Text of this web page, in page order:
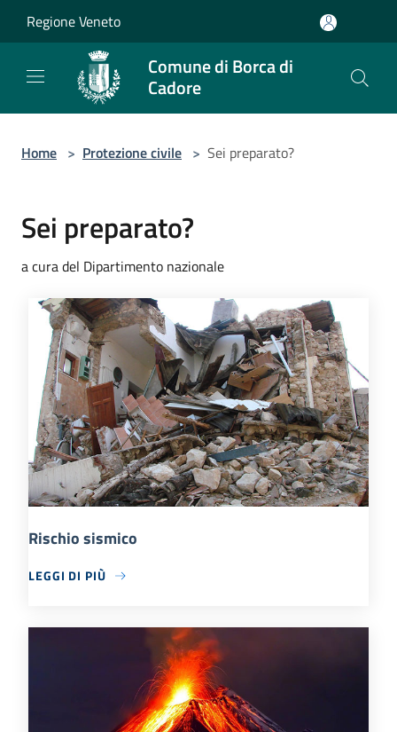
Regione Veneto
Comune di Borca di
Cadore
Home > Protezione civile > Sei preparato?
Sei preparato?
a cura del Dipartimento nazionale
Rischio sismico
LEGGI DI PIÙ